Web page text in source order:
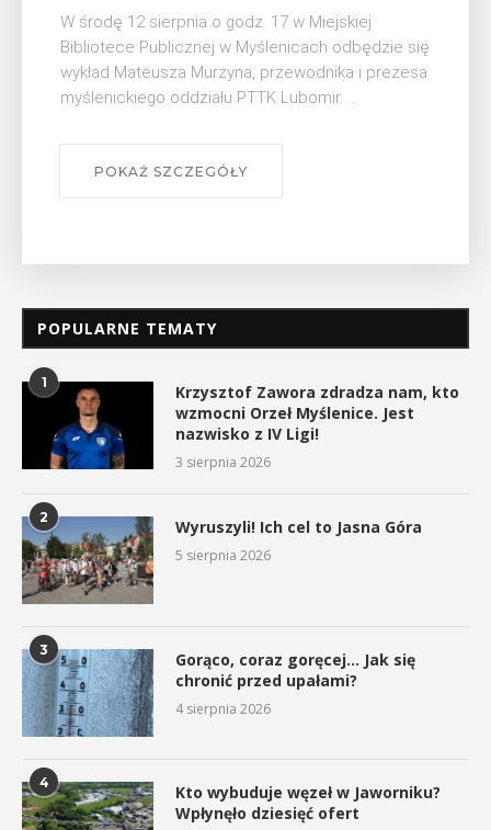
W środę 12 sierpnia o godz. 17 w Miejskiej
Bibliotece Publicznej w Myślenicach odbędzie się
wykład Mateusza Murzyna, przewodnika i prezesa
myślenickiego oddziału PTTK Lubomir. ...
POKAŻ SZCZEGÓŁY
POPULARNE TEMATY
1
Krzysztof Zawora zdradza nam, kto
wzmocni Orzeł Myślenice. Jest
nazwisko z IV Ligi!
3 sierpnia 2026
2 Wyruszyli! Ich cel to Jasna Góra
5 sierpnia 2026
3
Gorąco, coraz goręcej… Jak się
chronić przed upałami?
4 sierpnia 2026
4
Kto wybuduje węzeł w Jaworniku?
Wpłynęło dziesięć ofert